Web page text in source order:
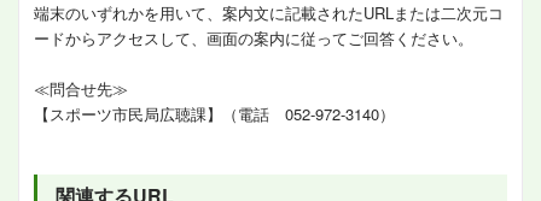
端末のいずれかを用いて、案内文に記載されたURLまたは二次元コ
ードからアクセスして、画面の案内に従ってご回答ください。
≪問合せ先≫
【スポーツ市民局広聴課】（電話 052-972-3140）